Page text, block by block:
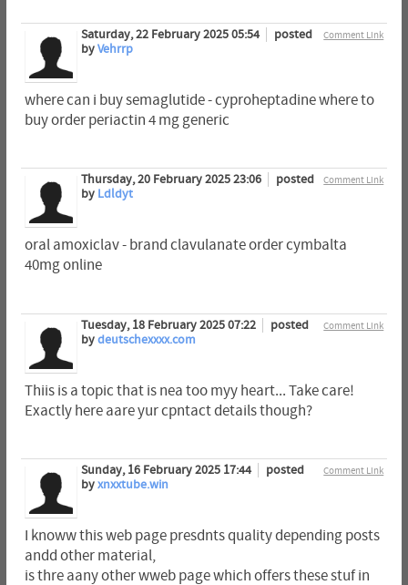
Comment Link
Saturday, 22 February 2025 05:54
posted
byVehrrp
where can i buy semaglutide - cyproheptadine where to
buy order periactin 4 mg generic
Comment Link
Thursday, 20 February 2025 23:06
posted
by Ldldyt
oral amoxiclav - brand clavulanate order cymbalta
40mg online
Comment Link
Tuesday, 18 February 2025 07:22
posted
bydeutschexxxx.com
Thiis is a topic that is nea too myy heart... Take care!
Exactly here aare yur cpntact details though?
Comment Link
Sunday, 16 February 2025 17:44
posted
byxnxxtube.win
I knoww this web page presdnts quality depending posts
andd other material,
is thre aany other wweb page which offers these stuf in